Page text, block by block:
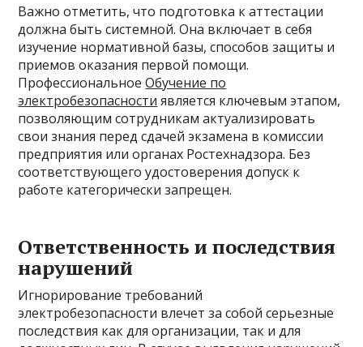
Важно отметить, что подготовка к аттестации
должна быть системной. Она включает в себя
изучение нормативной базы, способов защиты и
приемов оказания первой помощи.
ПрофессиональноеОбучение по
электробезопасности является ключевым этапом,
позволяющим сотрудникам актуализировать
свои знания перед сдачей экзамена в комиссии
предприятия или органах Ростехнадзора. Без
соответствующего удостоверения допуск к
работе категорически запрещен.
Ответственность и последствия
нарушений
Игнорирование требований
электробезопасности влечет за собой серьезные
последствия как для организации, так и для